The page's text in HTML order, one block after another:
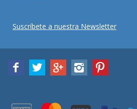
Suscríbete a nuestra Newsletter